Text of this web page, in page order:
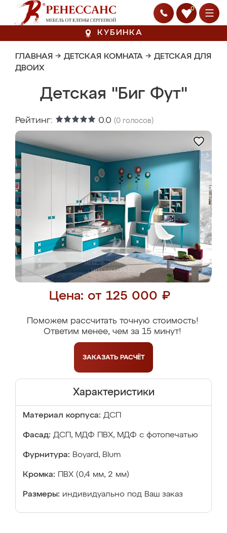
0
КУБИНКА
ГЛАВНАЯ → ДЕТСКАЯ КОМНАТА → ДЕТСКАЯ ДЛЯ
ДВОИХ
Детская "Биг Фут"
Рейтинг: 0.0 (0 голосов)
Цена: от 125 000 ₽
Поможем рассчитать точную стоимость!
Ответим менее, чем за 15 минут!
ЗАКАЗАТЬ РАСЧЁТ
Характеристики
Материал корпуса: ДСП
Фасад: ДСП, МДФ ПВХ, МДФ с фотопечатью
Фурнитура: Boyard, Blum
Кромка: ПВХ (0,4 мм, 2 мм)
Размеры: индивидуально под Ваш заказ